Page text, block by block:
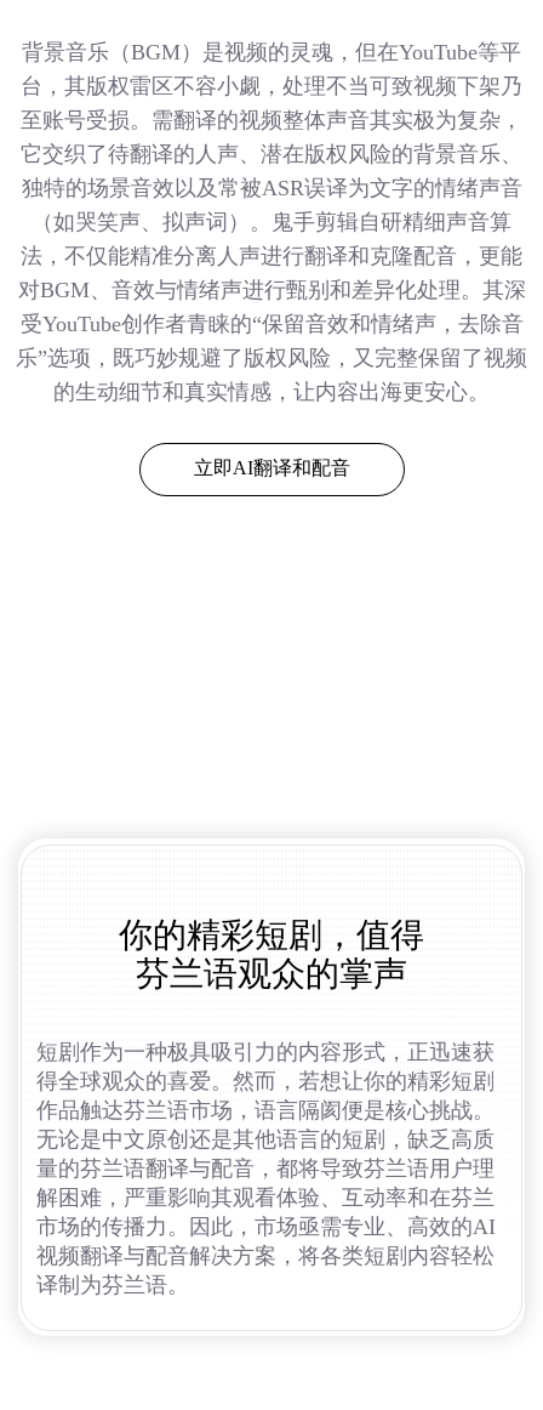
背景音乐（BGM）是视频的灵魂，但在YouTube等平
台，其版权雷区不容小觑，处理不当可致视频下架乃
至账号受损。需翻译的视频整体声音其实极为复杂，
它交织了待翻译的人声、潜在版权风险的背景音乐、
独特的场景音效以及常被ASR误译为文字的情绪声音
（如哭笑声、拟声词）。鬼手剪辑自研精细声音算
法，不仅能精准分离人声进行翻译和克隆配音，更能
对BGM、音效与情绪声进行甄别和差异化处理。其深
受YouTube创作者青睐的“保留音效和情绪声，去除音
乐”选项，既巧妙规避了版权风险，又完整保留了视频
的生动细节和真实情感，让内容出海更安心。
立即AI翻译和配音
你的精彩短剧，值得
芬兰语观众的掌声
短剧作为一种极具吸引力的内容形式，正迅速获
得全球观众的喜爱。然而，若想让你的精彩短剧
作品触达芬兰语市场，语言隔阂便是核心挑战。
无论是中文原创还是其他语言的短剧，缺乏高质
量的芬兰语翻译与配音，都将导致芬兰语用户理
解困难，严重影响其观看体验、互动率和在芬兰
市场的传播力。因此，市场亟需专业、高效的AI
视频翻译与配音解决方案，将各类短剧内容轻松
译制为芬兰语。